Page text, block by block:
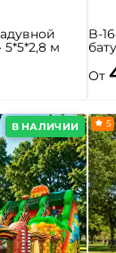
5*5*2,8 м
B-
От
В НАЛИЧИИ 5